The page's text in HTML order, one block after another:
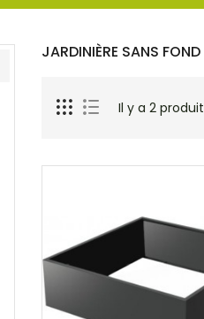
JARDINIÈRE SANS
Il y a 2